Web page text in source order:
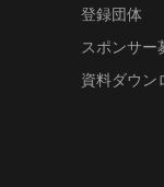
登録団体
スポンサー
資料ダウン